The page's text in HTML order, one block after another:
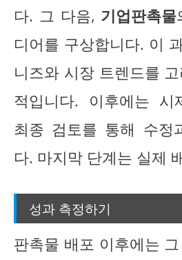
다. 그 다음, 기업판촉물
디어를 구상합니다. 이
니즈와 시장 트렌드를
적입니다. 이후에는 시
최종 검토를 통해 수정
다. 마지막 단계는 실제
성과 측정하기
판촉물 배포 이후에는